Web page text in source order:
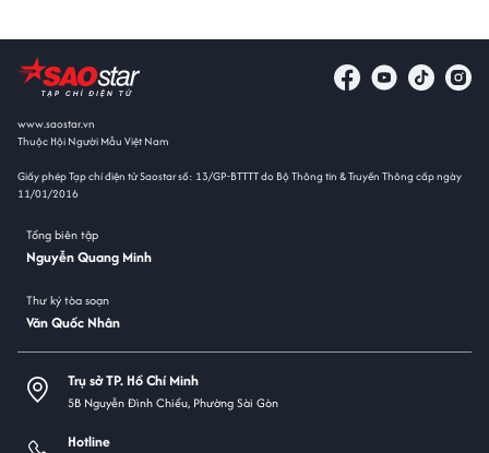
www.saostar.vn
Thuộc Hội Người Mẫu Việt Nam
Giấy phép Tạp chí điện tử Saostar số: 13/GP-BTTTT do Bộ Thông tin & Truyền Thông cấp ngày
11/01/2016
Tổng biên tập
Nguyễn Quang Minh
Thư ký tòa soạn
Văn Quốc Nhân
Trụ sở TP. Hồ Chí Minh
5B Nguyễn Đình Chiểu, Phường Sài Gòn
Hotline